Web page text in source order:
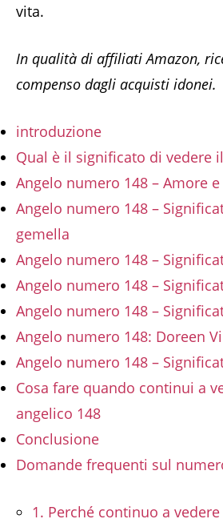
vita.
In qualità di affiliati Amazon,
compenso dagli acquisti idonei.
introduzione
Qual è il significato di vedere
Angelo numero 148 – Amore
Angelo numero 148 –
gemella
Angelo numero 148 –
Angelo numero 148 –
Angelo numero 148 –
Angelo numero 148: Doreen
Angelo numero 148 –
Cosa fare quando continui a
angelico 148
Conclusione
Domande frequenti sul
1. Perché continuo a